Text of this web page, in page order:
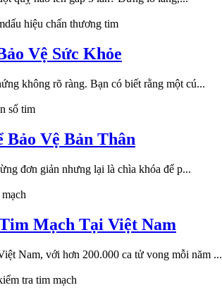
dấu hiệu chấn thương tim
Vệ Sức Khỏe
không rõ ràng. Bạn có biết rằng một cú...
số tim
Vệ Bản Thân
đơn giản nhưng lại là chìa khóa để p...
Mạch Tại Việt Nam
Nam, với hơn 200.000 ca tử vong mỗi năm ...
tra tim mạch